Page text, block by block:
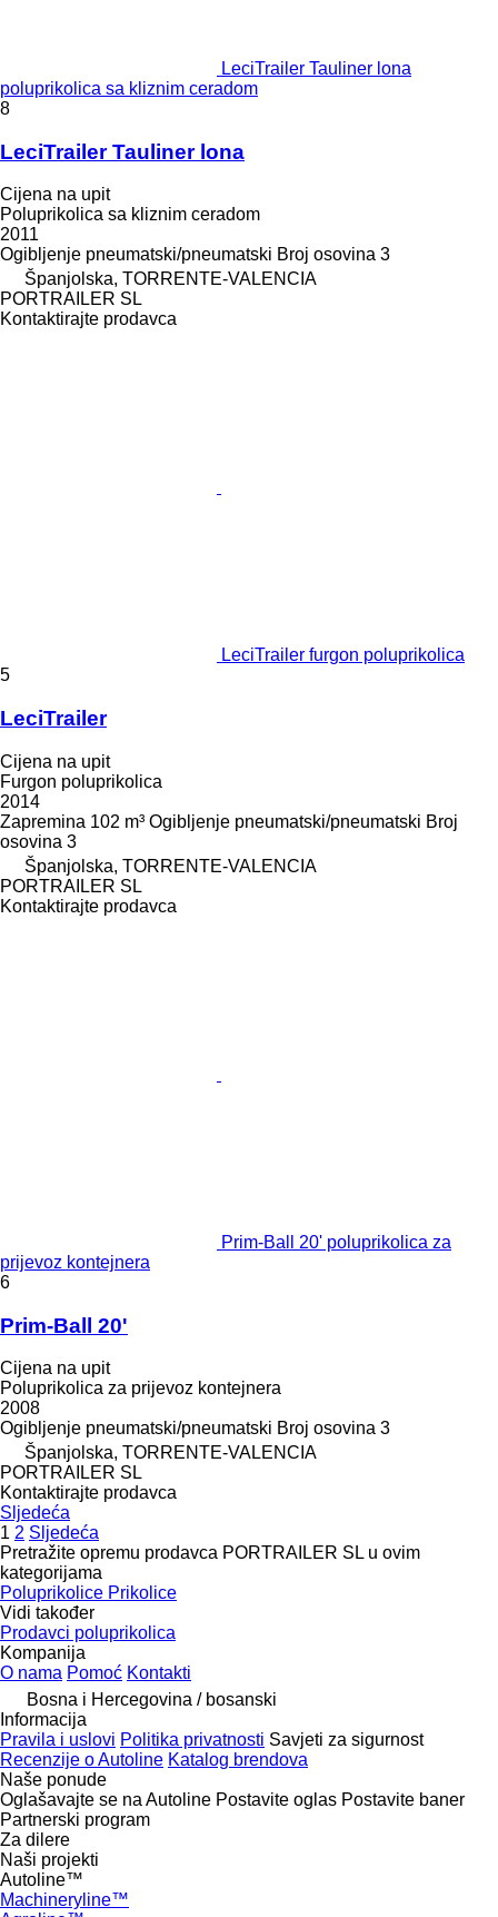
LeciTrailer Tauliner lona
poluprikolica sa kliznim ceradom
8
LeciTrailer Tauliner lona
Cijena na upit
Poluprikolica sa kliznim ceradom
2011
Ogibljenje pneumatski/pneumatski Broj osovina 3
Španjolska, TORRENTE-VALENCIA
PORTRAILER SL
Kontaktirajte prodavca
LeciTrailer furgon poluprikolica
5
LeciTrailer
Cijena na upit
Furgon poluprikolica
2014
Zapremina 102 m³ Ogibljenje pneumatski/pneumatski Broj
osovina 3
Španjolska, TORRENTE-VALENCIA
PORTRAILER SL
Kontaktirajte prodavca
Prim-Ball 20' poluprikolica za
prijevoz kontejnera
6
Prim-Ball 20'
Cijena na upit
Poluprikolica za prijevoz kontejnera
2008
Ogibljenje pneumatski/pneumatski Broj osovina 3
Španjolska, TORRENTE-VALENCIA
PORTRAILER SL
Kontaktirajte prodavca
Sljedeća
1 2 Sljedeća
Pretražite opremu prodavca PORTRAILER SL u ovim
kategorijama
Poluprikolice Prikolice
Vidi također
Prodavci poluprikolica
Kompanija
O nama Pomoć Kontakti
Bosna i Hercegovina / bosanski
Informacija
Pravila i uslovi Politika privatnosti Savjeti za sigurnost
Recenzije o Autoline Katalog brendova
Naše ponude
Oglašavajte se na Autoline Postavite oglas Postavite baner
Partnerski program
Za dilere
Naši projekti
Autoline™
Machineryline™